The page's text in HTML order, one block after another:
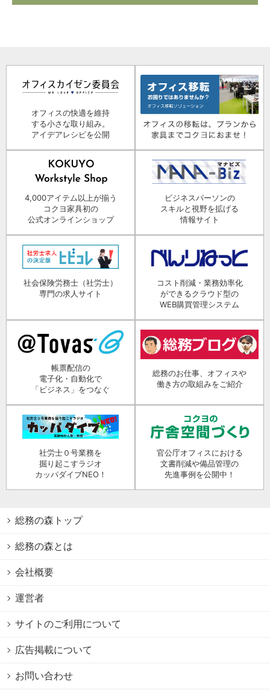
オフィスの快適を維持
する小さな取り組み。
アイデアレシピを公開
4,000アイテム以上が揃う
コクヨ家具初の
公式オンラインショップ
ビジネスパーソンの
スキルと視野を拡げる
情報サイト
社会保険労務士（社労士）
専門の求人サイト
コスト削減・業務効率化
ができるクラウド型の
WEB購買管理システム
帳票配信の
電子化・自動化で
「ビジネス」をつなぐ
総務のお仕事、オフィスや
働き方の取組みをご紹介
社労士０号業務を
掘り起こすラジオ
カッパダイブNEO！
官公庁オフィスにおける
文書削減や備品管理の
先進事例を公開中！
総務の森トップ
総務の森とは
会社概要
運営者
サイトのご利用について
広告掲載について
お問い合わせ